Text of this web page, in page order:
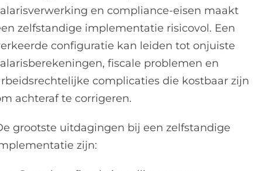
en compliance-eisen maakt
zelfstandige implementatie risicovol. Een
configuratie kan leiden tot onjuiste
fiscale problemen en
complicaties die kostbaar zijn
achteraf te corrigeren.
grootste uitdagingen bij een zelfstandige
zijn: